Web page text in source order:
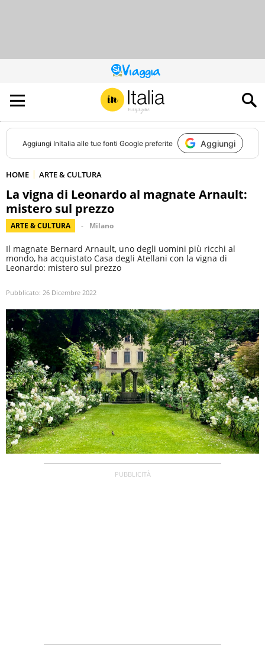
QUESTO
SITO
CONTRIBUISCE
ALL’AUDIENCE
DI
Aggiungi InItalia alle tue fonti Google preferite Aggiungi
HOME ARTE & CULTURA
La vigna di Leonardo al magnate Arnault:
mistero sul prezzo
ARTE & CULTURA Milano
Il magnate Bernard Arnault, uno degli uomini più ricchi al
mondo, ha acquistato Casa degli Atellani con la vigna di
Leonardo: mistero sul prezzo
Pubblicato: 26 Dicembre 2022